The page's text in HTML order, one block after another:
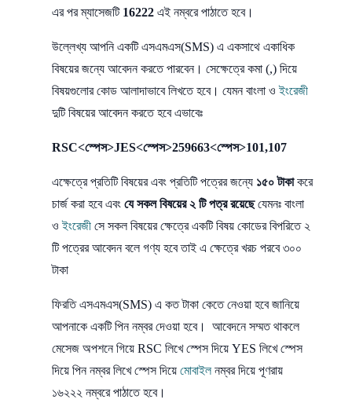
এর পর ম্যাসেজটি 16222 এই নম্বরে পাঠাতে হবে।
উল্লেখ্য আপনি একটি এসএমএস(SMS) এ একসাথে একাধিক
বিষয়ের জন্যে আবেদন করতে পারবেন। সেক্ষেত্রে কমা (,) দিয়ে
বিষয়গুলোর কোড আলাদাভাবে লিখতে হবে। যেমন বাংলা ওইংরেজী
দুটি বিষয়ের আবেদন করতে হবে এভাবেঃ
RSC<স্পেস>JES<স্পেস>259663<স্পেস>101,107
এক্ষেত্রে প্রতিটি বিষয়ের এবং প্রতিটি পত্রের জন্যে ১৫০ টাকাকরে
চার্জ করা হবে এবং যে সকল বিষয়ের ২ টি পত্র রয়েছেযেমনঃ বাংলা
ওইংরেজী সে সকল বিষয়ের ক্ষেত্রে একটি বিষয় কোডের বিপরিতে ২
টি পত্রের আবেদন বলে গণ্য হবে তাই এ ক্ষেত্রে খরচ পরবে ৩০০
টাকা
ফিরতি এসএমএস(SMS) এ কত টাকা কেতে নেওয়া হবে জানিয়ে
আপনাকে একটি পিন নম্বর দেওয়া হবে। আবেদনে সম্মত থাকলে
মেসেজ অপশনে গিয়ে RSC লিখে স্পেস দিয়ে YES লিখে স্পেস
দিয়ে পিন নম্বর লিখে স্পেস দিয়ে মোবাইলনম্বর দিয়ে পূণরায়
১৬২২২ নম্বরে পাঠাতে হবে।